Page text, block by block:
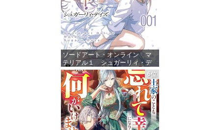
ソードアート・オンライン マ
テリアル１ シュガーリィ・デ
イズ (電撃文庫)
価格：¥880
6位